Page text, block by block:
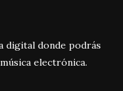
digital donde podrás
electrónica.